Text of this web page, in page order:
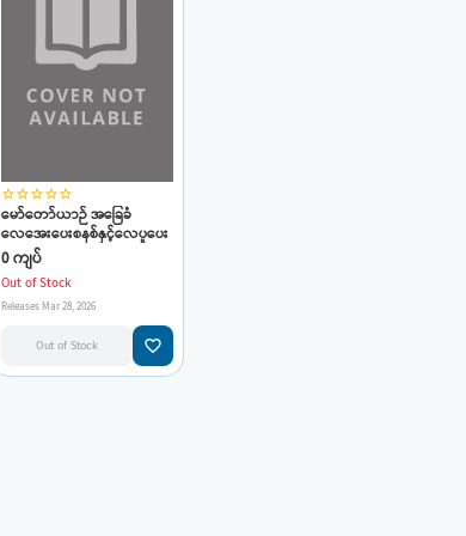
star_borderstar_borderstar_borderstar_borderstar_border
မော်တော်ယာဉ် အခြေခံ
လေအေးပေးစနစ်နှင့်လေပူပေး
စနစ်(မင်းသိန်း-စက်မှု)
0 ကျပ်
Out of Stock
Releases Mar 28, 2026
Out of Stock favorite_border